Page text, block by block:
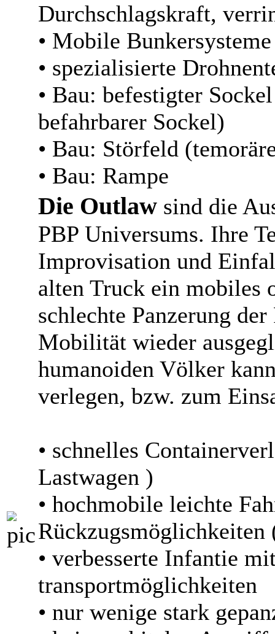
Durchschlagskraft,
• Mobile
• spezialisierte
• Bau: befestigter
befahrbarer Sockel)
• Bau: Störfeld
• Bau: Rampe
Die Outlaw sind die
PBP Universums. Ihre
Improvisation und
alten Truck ein mobiles
schlechte Panzerung
Mobilität wieder
humanoiden Völker
verlegen, bzw. zum
• schnelles
Lastwagen )
• hochmobile leichte
• verbesserte Infantie
transportmöglichkeiten
• nur wenige stark